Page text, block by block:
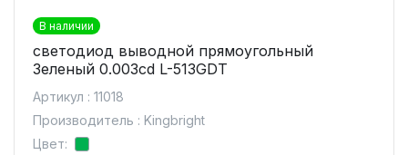
В наличии
светодиод выводной прямоугольный
Зеленый 0.003cd L-513GDT
Артикул : 11018
Производитель : Kingbright
Цвет: